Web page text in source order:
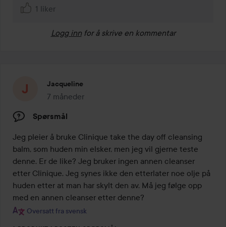
1 liker
Logg inn for å skrive en kommentar
Jacqueline
7 måneder
Innlegget ble opprettet 7 måneder
Spørsmål
Jeg pleier å bruke Clinique take the day off cleansing
balm, som huden min elsker, men jeg vil gjerne teste
denne. Er de like? Jeg bruker ingen annen cleanser
etter Clinique. Jeg synes ikke den etterlater noe olje på
huden etter at man har skylt den av. Må jeg følge opp
med en annen cleanser etter denne?
Oversatt fra svensk